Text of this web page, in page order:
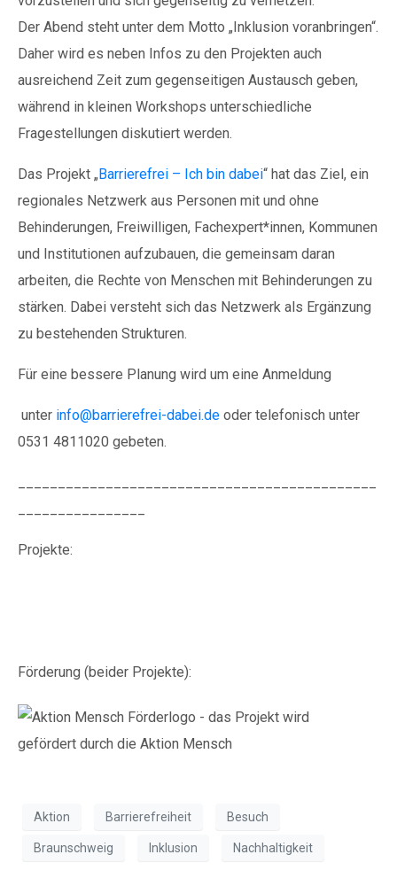
Der Abend steht unter dem Motto „Inklusion voranbringen“.
Daher wird es neben Infos zu den Projekten auch
ausreichend Zeit zum gegenseitigen Austausch geben,
während in kleinen Workshops unterschiedliche
Fragestellungen diskutiert werden.
Das Projekt „Barrierefrei – Ich bin dabei“ hat das Ziel, ein
regionales Netzwerk aus Personen mit und ohne
Behinderungen, Freiwilligen, Fachexpert*innen, Kommunen
und Institutionen aufzubauen, die gemeinsam daran
arbeiten, die Rechte von Menschen mit Behinderungen zu
stärken. Dabei versteht sich das Netzwerk als Ergänzung
zu bestehenden Strukturen.
Für eine bessere Planung wird um eine Anmeldung
unter info@barrierefrei-dabei.de oder telefonisch unter
0531 4811020 gebeten.
Projekte:
Förderung (beider Projekte):
Aktion Barrierefreiheit Besuch
Braunschweig Inklusion Nachhaltigkeit